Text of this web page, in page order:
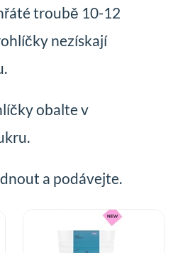
troubě 10-12
nezískají
obalte v
a podávejte.